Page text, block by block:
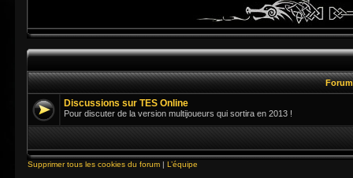
Discussions sur TES Online
Pour discuter de la version multijoueurs qui sortira en 2013 !
Supprimer tous les cookies du forum | L’équipe